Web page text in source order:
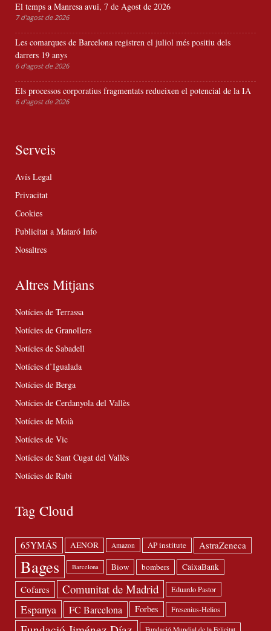
El temps a Manresa avui, 7 de Agost de 2026
7 d'agost de 2026
Les comarques de Barcelona registren el juliol més positiu dels
darrers 19 anys
6 d'agost de 2026
Els processos corporatius fragmentats redueixen el potencial de la IA
6 d'agost de 2026
Serveis
Avís Legal
Privacitat
Cookies
Publicitat a Mataró Info
Nosaltres
Altres Mitjans
Notícies de Terrassa
Notícies de Granollers
Notícies de Sabadell
Notícies d’Igualada
Notícies de Berga
Notícies de Cerdanyola del Vallès
Notícies de Moià
Notícies de Vic
Notícies de Sant Cugat del Vallès
Notícies de Rubí
Tag Cloud
65YMÁS AENOR Amazon AP institute AstraZeneca
Bages Barcelona Biow bombers CaixaBank
Cofares Comunitat de Madrid Eduardo Pastor
Espanya FC Barcelona Forbes Fresenius-Helios